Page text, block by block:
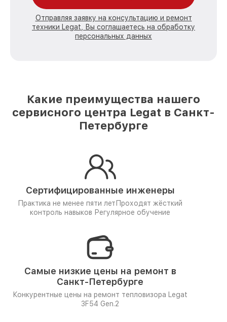
Отправляя заявку на консультацию и ремонт
техники Legat, Вы соглашаетесь на обработку
персональных данных
Какие преимущества нашего
сервисного центра Legat в Санкт-
Петербурге
Сертифицированные инженеры
Практика не менее пяти лет Проходят жёсткий
контроль навыков Регулярное обучение
Самые низкие цены на ремонт в
Санкт-Петербурге
Конкурентные цены на ремонт тепловизора Legat
3F54 Gen.2